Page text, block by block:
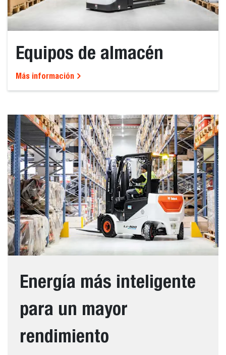
Equipos de almacén
Más información
Energía más inteligente
para un mayor
rendimiento